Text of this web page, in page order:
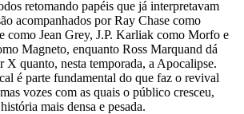
retomando papéis que já interpretavam
acompanhados por Ray Chase como
como Jean Grey, J.P. Karliak como Morfo e
Magneto, enquanto Ross Marquand dá
X quanto, nesta temporada, a Apocalipse.
é parte fundamental do que faz o revival
vozes com as quais o público cresceu,
mais densa e pesada.